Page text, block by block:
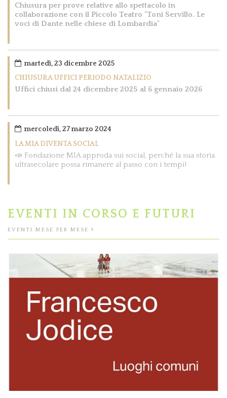
Chiusura per prove relative allo spettacolo in
collaborazione con il Piccolo Teatro "Toni Servillo. Le
voci di Dante nelle chiese di Lombardia"
martedì, 23 dicembre 2025
CHIUSURA UFFICI PERIODO NATALIZIO
Uffici chiusi dal 24 dicembre 2025 al 6 gennaio 2026
mercoledì, 27 marzo 2024
LA MIA DIVENTA SOCIAL
📣 Fondazione MIA approda sui social, perché la sua storia
ultrasecolare possa rimanere al passo con i tempi!
EVENTI IN CORSO E FUTURI
EVENTI MESE PER MESE